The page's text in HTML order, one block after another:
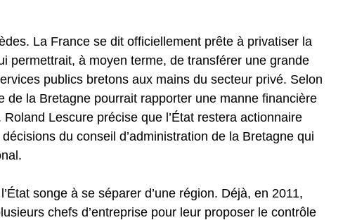
La France se dit officiellement prête à privatiser la
permettrait, à moyen terme, de transférer une grande
publics bretons aux mains du secteur privé. Selon
de la Bretagne pourrait rapporter une manne financière
Lescure précise que l’État restera actionnaire
du conseil d’administration de la Bretagne qui
songe à se séparer d’une région. Déjà, en 2011,
chefs d’entreprise pour leur proposer le contrôle